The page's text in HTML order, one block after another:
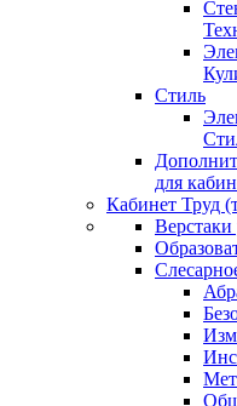
Стиль
для
Кабинет Труд
Верстаки